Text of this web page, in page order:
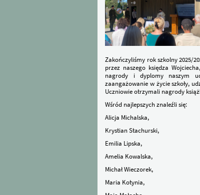
Zakończyliśmy rok szkolny 2025/
przez naszego księdza
nagrody i dyplomy naszym
zaangażowanie w życie szkoły,
Uczniowie otrzymali nagrody
Wśród najlepszych znaleźli się:
Alicja Michalska,
Krystian Stachurski,
Emilia Lipska,
Amelia Kowalska,
Michał Wieczorek,
Maria Kotynia,